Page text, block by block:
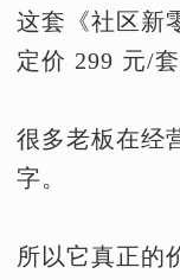
这套《社区新
定价 299 元/
很多老板在经
字。
所以它真正的